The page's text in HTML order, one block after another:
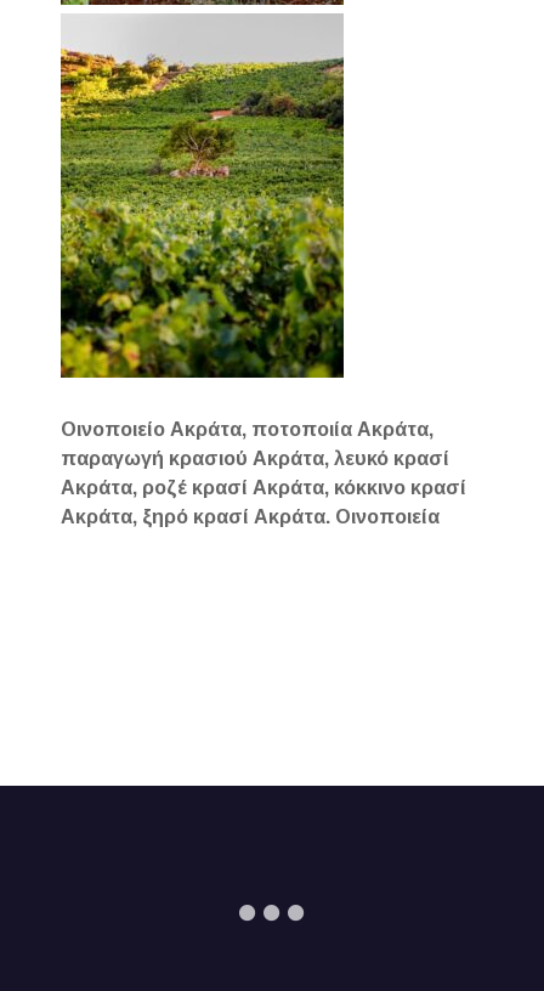
Οινοποιείο Ακράτα, ποτοποιία Ακράτα,
παραγωγή κρασιού Ακράτα, λευκό κρασί
Ακράτα, ροζέ κρασί Ακράτα, κόκκινο κρασί
Ακράτα, ξηρό κρασί Ακράτα. Οινοποιεία